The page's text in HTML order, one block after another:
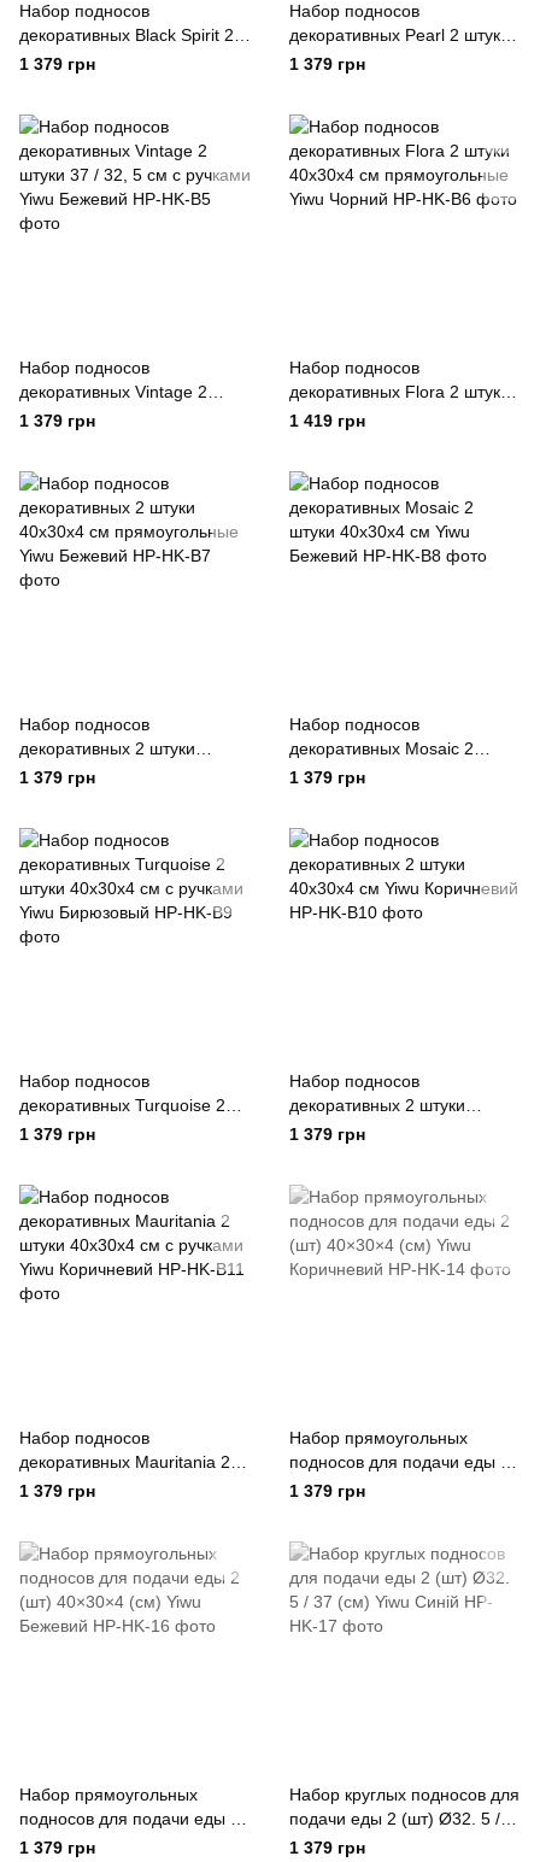
Набор подносов
декоративных Black Spirit 2
штуки 37 / 32. 5 см черный
1 379 грн
Набор подносов
декоративных Pearl 2 штуки
37 / 32, 5 см Yiwu Чорний
1 379 грн
Набор подносов
декоративных Vintage 2
штуки 37 / 32, 5 см с ручками
1 379 грн
Набор подносов
декоративных Flora 2 штуки
40х30х4 см прямоугольные
1 419 грн
Набор подносов
декоративных 2 штуки
40х30х4 см прямоугольные
1 379 грн
Набор подносов
декоративных Mosaic 2
штуки 40х30х4 см Yiwu
1 379 грн
Набор подносов
декоративных Turquoise 2
штуки 40х30х4 см с ручками
1 379 грн
Набор подносов
декоративных 2 штуки
40х30х4 см Yiwu Коричневий
1 379 грн
Набор подносов
декоративных Mauritania 2
штуки 40х30х4 см с ручками
1 379 грн
Набор прямоугольных
подносов для подачи еды 2
(шт) 40×30×4 (см) Yiwu
1 379 грн
Набор прямоугольных
подносов для подачи еды 2
(шт) 40×30×4 (см) Yiwu
1 379 грн
Набор круглых подносов для
подачи еды 2 (шт) Ø32. 5 /
37 (см) Yiwu Синій
1 379 грн